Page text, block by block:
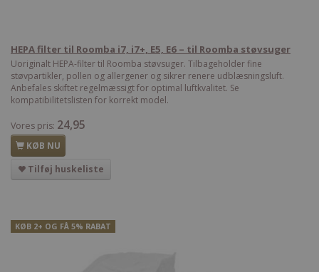
HEPA filter til Roomba i7, i7+, E5, E6 – til Roomba støvsuger
Uoriginalt HEPA-filter til Roomba støvsuger. Tilbageholder fine
støvpartikler, pollen og allergener og sikrer renere udblæsningsluft.
Anbefales skiftet regelmæssigt for optimal luftkvalitet. Se
kompatibilitetslisten for korrekt model.
Vores pris: 24,95
KØB NU
Tilføj huskeliste
KØB 2+ OG FÅ 5% RABAT